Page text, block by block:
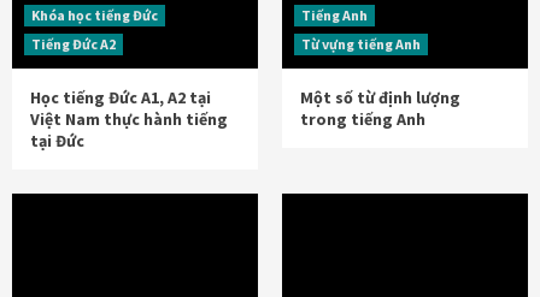
Khóa học tiếng Đức
Tiếng Đức A2
Học tiếng Đức A1, A2 tại
Việt Nam thực hành tiếng
tại Đức
Tiếng Anh
Từ vựng tiếng Anh
Một số từ định lượng
trong tiếng Anh